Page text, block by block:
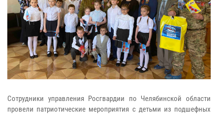
Сотрудники управления Росгвардии по Челябинской области
провели патриотические мероприятия с детьми из подшефных